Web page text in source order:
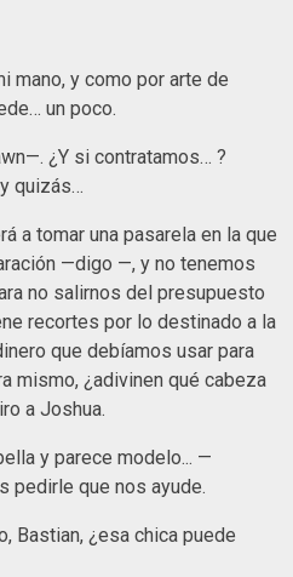
mano, y como por arte de
un poco.
¿Y si contratamos… ?
quizás…
a tomar una pasarela en la que
—digo —, y no tenemos
no salirnos del presupuesto
recortes por lo destinado a la
que debíamos usar para
mismo, ¿adivinen qué cabeza
a Joshua.
y parece modelo... —
pedirle que nos ayude.
Bastian, ¿esa chica puede